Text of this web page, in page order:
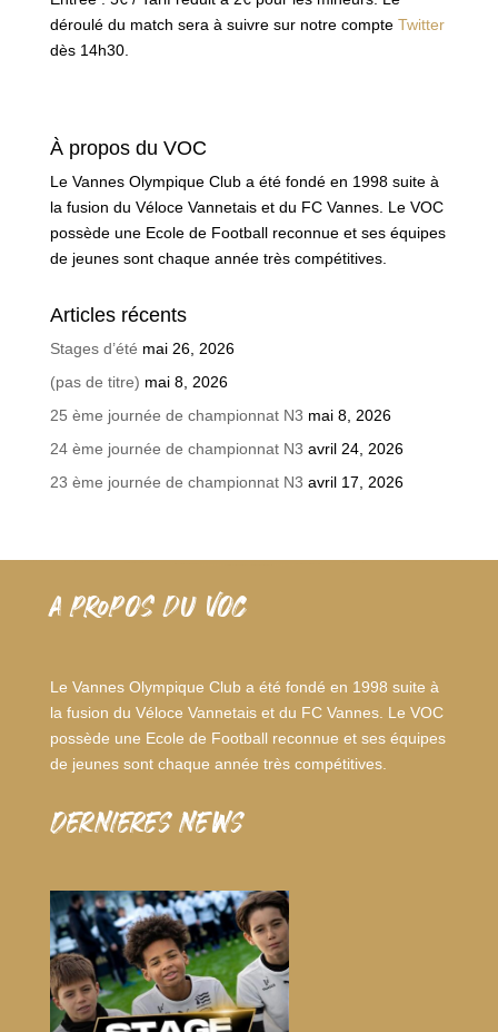
déroulé du match sera à suivre sur notre compte Twitter
dès 14h30.
À propos du VOC
Le Vannes Olympique Club a été fondé en 1998 suite à
la fusion du Véloce Vannetais et du FC Vannes. Le VOC
possède une Ecole de Football reconnue et ses équipes
de jeunes sont chaque année très compétitives.
Articles récents
Stages d’été mai 26, 2026
(pas de titre) mai 8, 2026
25 ème journée de championnat N3 mai 8, 2026
24 ème journée de championnat N3 avril 24, 2026
23 ème journée de championnat N3 avril 17, 2026
A PROPOS DU VOC
Le Vannes Olympique Club a été fondé en 1998 suite à
la fusion du Véloce Vannetais et du FC Vannes. Le VOC
possède une Ecole de Football reconnue et ses équipes
de jeunes sont chaque année très compétitives.
dernieres news